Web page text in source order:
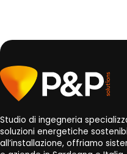
Studio di ingegneria
soluzioni energetiche
all’installazione, offriamo